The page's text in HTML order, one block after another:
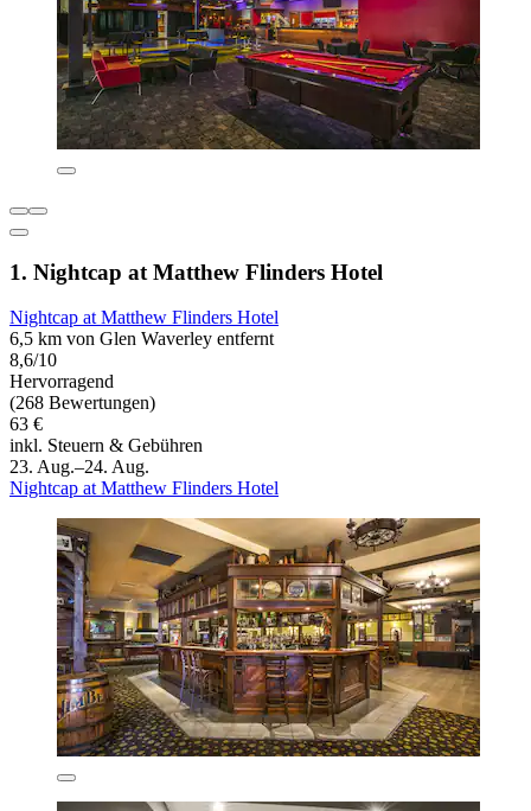
1. Nightcap at Matthew Flinders Hotel
Nightcap at Matthew Flinders Hotel
6,5 km von Glen Waverley entfernt
8,6/10
Hervorragend
(268 Bewertungen)
63 €
inkl. Steuern & Gebühren
23. Aug.–24. Aug.
Nightcap at Matthew Flinders Hotel